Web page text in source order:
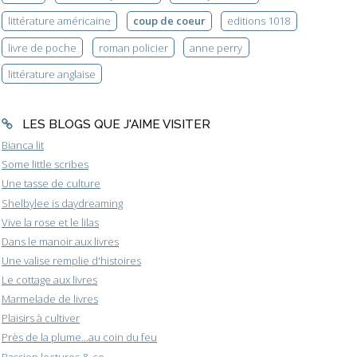
littérature américaine
coup de coeur
editions 1018
livre de poche
roman policier
anne perry
littérature anglaise
LES BLOGS QUE J'AIME VISITER
Bianca lit
Some little scribes
Une tasse de culture
Shelbylee is daydreaming
Vive la rose et le lilas
Dans le manoir aux livres
Une valise remplie d'histoires
Le cottage aux livres
Marmelade de livres
Plaisirs à cultiver
Près de la plume...au coin du feu